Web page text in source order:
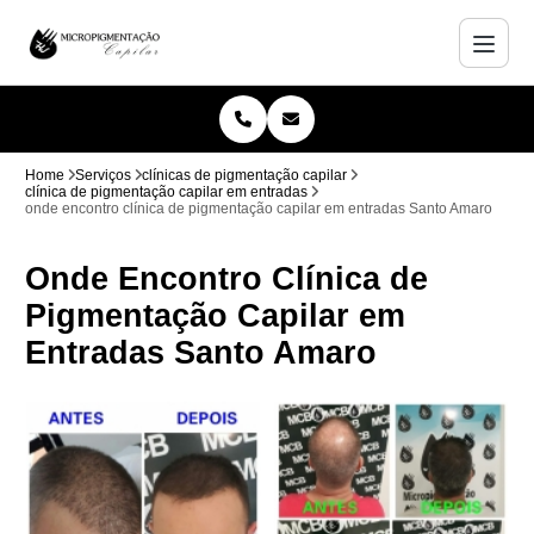
Home Serviços
clínicas de pigmentação capilar
clínica de pigmentação capilar em entradas
onde encontro clínica de pigmentação capilar em entradas Santo Amaro
Onde Encontro Clínica de
Pigmentação Capilar em
Entradas Santo Amaro